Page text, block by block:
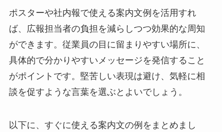
相談しやすい「文化」を醸成するには、制度を整
えるだけでなく、積極的な広報・周知活動が欠か
せません。大がかりな投資が難しい中小企業で
も、工夫次第で今日から実践できる方法はたくさ
んあります。地道な情報発信を続けることが、従
す。